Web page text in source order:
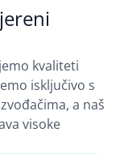
kvaliteti
isključivo s
a naš
visoke